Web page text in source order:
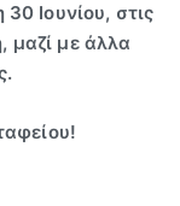
Ιουνίου, στις
μαζί με άλλα